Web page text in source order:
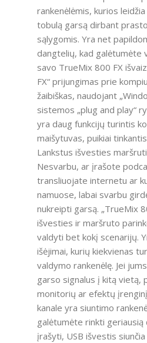
rankenėlėmis, kurios
tobulą garsą dirbant
sąlygomis. Yra net
dangtelių, kad galėtumėte
savo TrueMix 800 FX
FX“ prijungimas prie
žaibiškas, naudojant
sistemos „plug and play“
yra daug funkcijų turintis
maišytuvas, puikiai
Lankstus išvesties
Nesvarbu, ar įrašote
transliuojate internetu ar
namuose, labai svarbu
nukreipti garsą. „TrueMix
išvesties ir maršruto
valdyti bet kokį scenarijų.
išėjimai, kurių kiekvienas
valdymo rankenėlę. Jei
garso signalus į kitą vietą,
monitorių ar efektų
kanale yra siuntimo
galėtumėte rinkti geriausią
įrašyti, USB išvestis